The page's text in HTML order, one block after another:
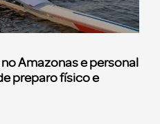
Amazonas e personal
preparo físico e